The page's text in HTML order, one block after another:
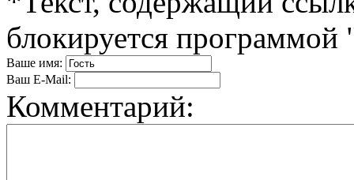
блокируется
Ваше имя:
Ваш E-Mail:
Комментарий: